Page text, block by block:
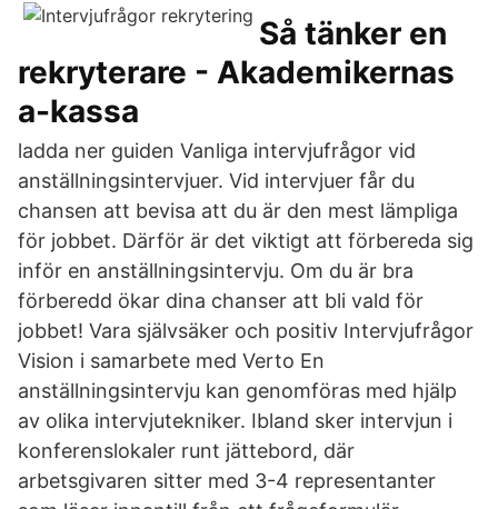
Så tänker en
rekryterare - Akademikernas
a-kassa
ladda ner guiden Vanliga intervjufrågor vid
anställningsintervjuer. Vid intervjuer får du
chansen att bevisa att du är den mest lämpliga
för jobbet. Därför är det viktigt att förbereda sig
inför en anställningsintervju. Om du är bra
förberedd ökar dina chanser att bli vald för
jobbet! Vara självsäker och positiv Intervjufrågor
Vision i samarbete med Verto En
anställningsintervju kan genomföras med hjälp
av olika intervjutekniker. Ibland sker intervjun i
konferenslokaler runt jättebord, där
arbetsgivaren sitter med 3-4 representanter